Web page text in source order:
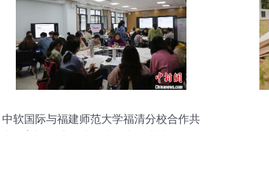
中软国际与福建师范大学福清分校合作共